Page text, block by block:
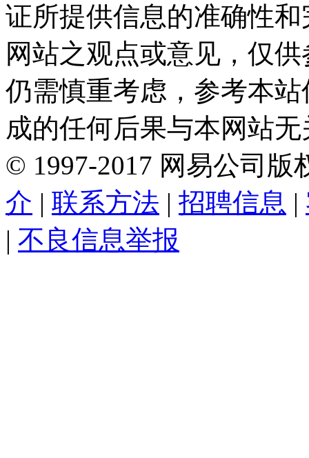
证所提供信息的准确性
网站之观点或意见，仅
仍需慎重考虑，参考本
成的任何后果与本网站
© 1997-2017 网易公司版
介 | 联系方法 | 招聘信息 |
| 不良信息举报